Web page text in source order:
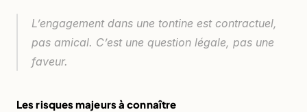
L’engagement dans une tontine est contractuel,
pas amical. C’est une question légale, pas une
faveur.
Les risques majeurs à connaître